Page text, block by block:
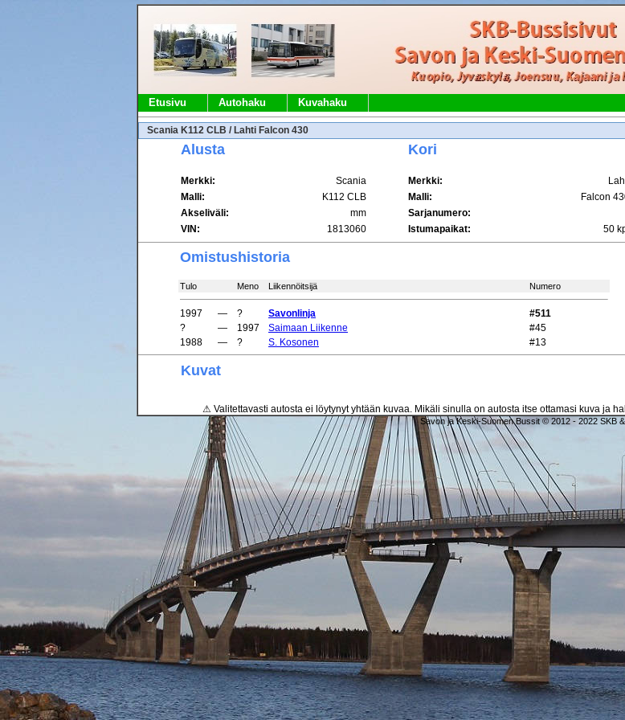
Etusivu Autohaku Kuvahaku
Scania K112 CLB / Lahti Falcon 430
Alusta Kori
Merkki: Scania Merkki:
Malli:
K112 CLB Malli: Falcon
Akseliväli:
mm Sarjanumero:
VIN:
1813060 Istumapaikat: 50
Omistushistoria
Tulo Meno Liikennöitsijä Numero
1997 — ? Savonlinja #511
?
— 1997 Saimaan Liikenne
#45
1988
— ? S. Kosonen #13
Kuvat
⚠ Valitettavasti autosta ei löytynyt yhtään kuvaa. Mikäli sinulla on autosta itse ottamasi kuva ja
Savon ja Keski-Suomen Bussit © 2012 - 2022 SKB